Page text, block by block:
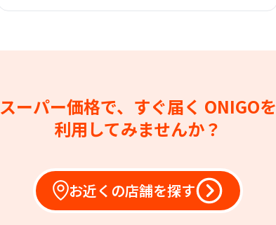
スーパー価格で、すぐ届く ONIGOを
利用してみませんか？
お近くの店舗を探す